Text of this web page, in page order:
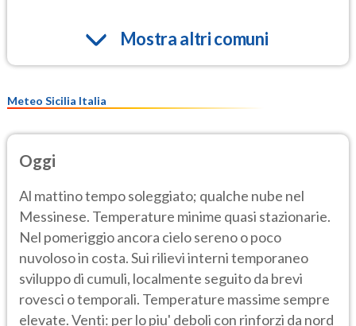
Mostra altri comuni
Meteo Sicilia Italia
Oggi
Al mattino tempo soleggiato; qualche nube nel
Messinese. Temperature minime quasi stazionarie.
Nel pomeriggio ancora cielo sereno o poco
nuvoloso in costa. Sui rilievi interni temporaneo
sviluppo di cumuli, localmente seguito da brevi
rovesci o temporali. Temperature massime sempre
elevate. Venti: per lo piu' deboli con rinforzi da nord